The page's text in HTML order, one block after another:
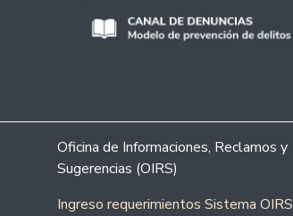
Oficina de Informaciones, Reclamos y
Sugerencias (OIRS)
Ingreso requerimientos Sistema OIRS